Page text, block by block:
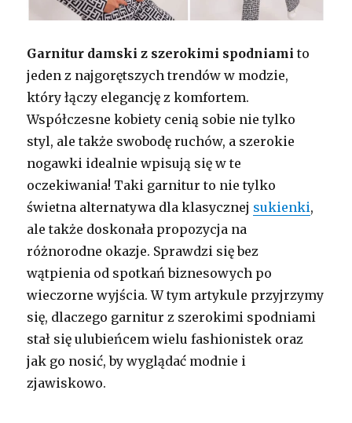
Garnitur damski z szerokimi spodniami to
jeden z najgorętszych trendów w modzie,
który łączy elegancję z komfortem.
Współczesne kobiety cenią sobie nie tylko
styl, ale także swobodę ruchów, a szerokie
nogawki idealnie wpisują się w te
oczekiwania! Taki garnitur to nie tylko
świetna alternatywa dla klasycznej sukienki,
ale także doskonała propozycja na
różnorodne okazje. Sprawdzi się bez
wątpienia od spotkań biznesowych po
wieczorne wyjścia. W tym artykule przyjrzymy
się, dlaczego garnitur z szerokimi spodniami
stał się ulubieńcem wielu fashionistek oraz
jak go nosić, by wyglądać modnie i
zjawiskowo.